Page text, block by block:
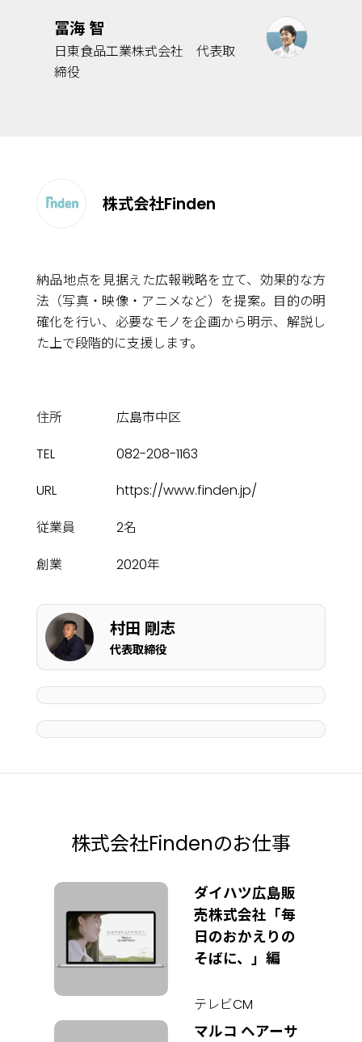
冨海 智
日東食品工業株式会社 代表取
締役
株式会社Finden
納品地点を見据えた広報戦略を立て、効果的な方
法（写真・映像・アニメなど）を提案。目的の明
確化を行い、必要なモノを企画から明示、解説し
た上で段階的に支援します。
住所
広島市中区
TEL
082-208-1163
URL
https://www.finden.jp/
従業員
2名
創業
2020年
村田 剛志
代表取締役
株式会社Findenのお仕事
ダイハツ広島販
売株式会社「毎
日のおかえりの
そばに、」編
テレビCM
マルコ ヘアーサ